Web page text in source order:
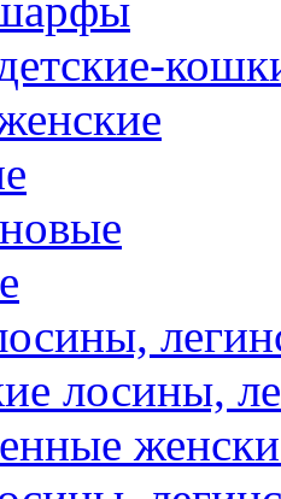
лосины,